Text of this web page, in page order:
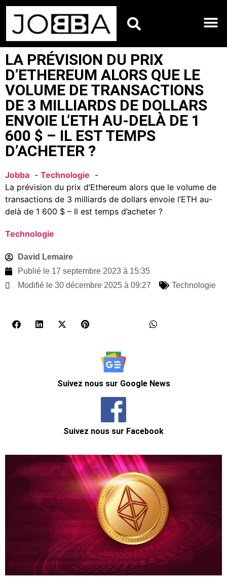
LA PRÉVISION DU PRIX
D’ETHEREUM ALORS QUE LE
VOLUME DE TRANSACTIONS
DE 3 MILLIARDS DE DOLLARS
ENVOIE L’ETH AU-DELÀ DE 1
600 $ – IL EST TEMPS
D’ACHETER ?
Jobba
Technologie
La prévision du prix d’Ethereum alors que le volume de
transactions de 3 milliards de dollars envoie l’ETH au-
delà de 1 600 $ – Il est temps d’acheter ?
Technologie
David Lemaire
Publié le 17 septembre 2023 à 15:35
Modifié le 30 décembre 2025 à 09:27
Technologie
Suivez nous sur Google News
Suivez nous sur Facebook